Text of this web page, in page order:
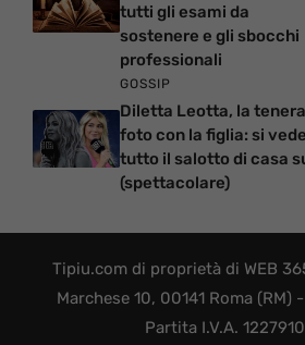
tutti gli esami da
sostenere e gli sbocchi
professionali
GOSSIP
Diletta Leotta, la tenera
foto con la figlia: si vede
tutto il salotto di casa
(spettacolare)
Tipiu.com di proprietà di WEB
Marchese 10, 00141 Roma (RM)
Partita I.V.A.